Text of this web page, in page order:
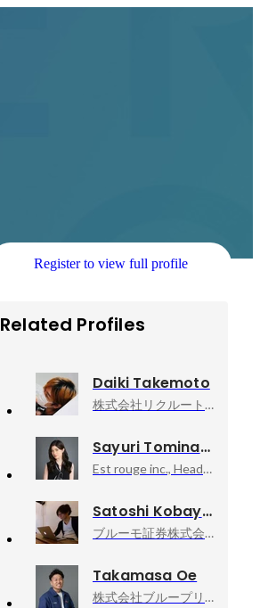
Register to view full profile
Related Profiles
Daiki Takemoto
株式会社リクルート, プロダクトデザイン室
Sayuri Tominaga
Est rouge inc., Head of Design
Satoshi Kobayashi
ブルーモ証券株式会社, 取締役CTO
Takamasa Oe
株式会社ブループリント, 代表取締役CEO